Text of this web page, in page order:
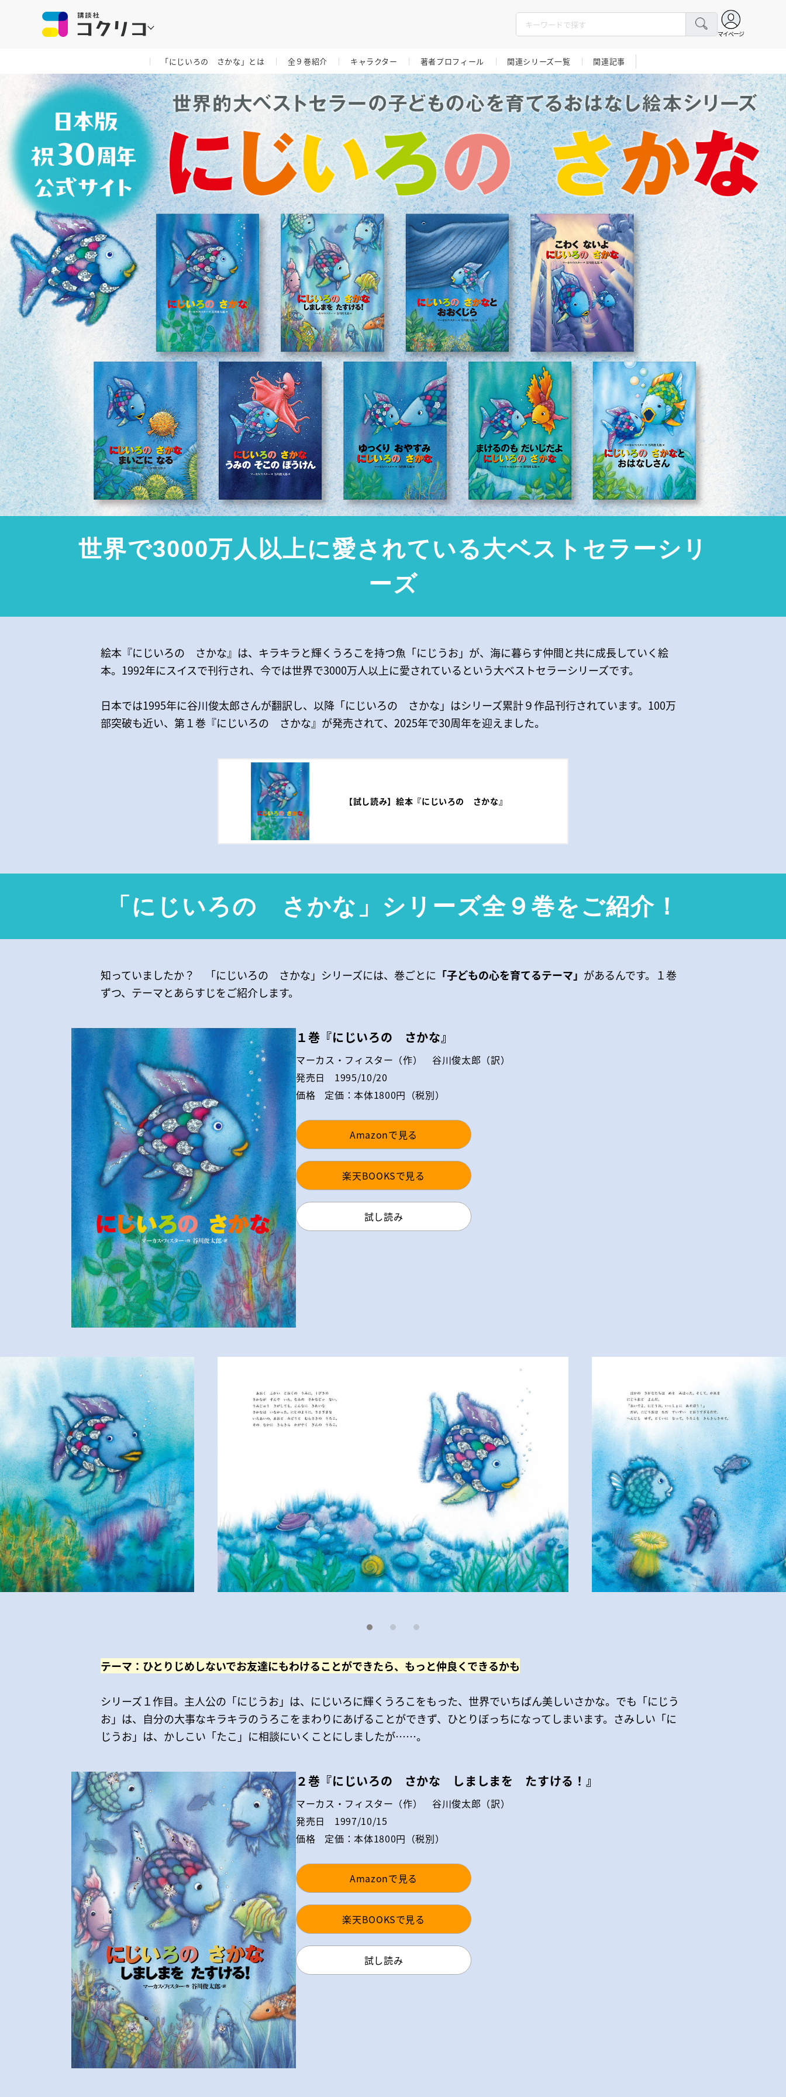
マイページ
「にじいろの さかな」とは 全９巻紹介 キャラクター 著者プロフィール 関連シリーズ一覧 関連記事
世界で3000万人以上に愛されている大ベストセラーシリ
ーズ
絵本『にじいろの さかな』は、キラキラと輝くうろこを持つ魚「にじうお」が、海に暮らす仲間と共に成長していく絵
本。1992年にスイスで刊行され、今では世界で3000万人以上に愛されているという大ベストセラーシリーズです。
日本では1995年に谷川俊太郎さんが翻訳し、以降「にじいろの さかな」はシリーズ累計９作品刊行されています。100万
部突破も近い、第１巻『にじいろの さかな』が発売されて、2025年で30周年を迎えました。
【試し読み】絵本『にじいろの さかな』
「にじいろの さかな」シリーズ全９巻をご紹介！
知っていましたか？ 「にじいろの さかな」シリーズには、巻ごとに 「子どもの心を育てるテーマ」 があるんです。１巻
ずつ、テーマとあらすじをご紹介します。
１巻『にじいろの さかな』
マーカス・フィスター（作） 谷川俊太郎（訳）
発売日
1995/10/20
価格
定価：本体1800円（税別）
Amazonで見る
楽天BOOKSで見る
試し読み
テーマ：ひとりじめしないでお友達にもわけることができたら、もっと仲良くできるかも
シリーズ１作目。主人公の「にじうお」は、にじいろに輝くうろこをもった、世界でいちばん美しいさかな。でも「にじう
お」は、自分の大事なキラキラのうろこをまわりにあげることができず、ひとりぼっちになってしまいます。さみしい「に
じうお」は、かしこい「たこ」に相談にいくことにしましたが……。
２巻『にじいろの さかな しましまを たすける！』
マーカス・フィスター（作） 谷川俊太郎（訳）
発売日
1997/10/15
価格
定価：本体1800円（税別）
Amazonで見る
楽天BOOKSで見る
試し読み